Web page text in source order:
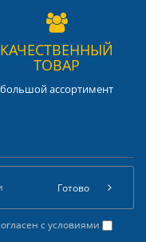
КАЧЕСТВЕННЫЙ
ТОВАР
большой ассортимент
с условиями
Готово